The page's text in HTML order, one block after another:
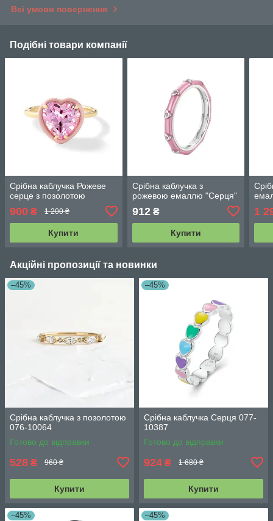
Всі умови повернення
Подібні товари компанії
Срібна каблучка Рожеве
серце з позолотою
900 ₴ 1 200 ₴
Купити
Срібна каблучка з
рожевою емаллю "Серця"
912₴
Купити
1
Акційні пропозиції та новинки
–45%
Срібна каблучка з позолотою
076-10064
Готово до відправки
528 ₴ 960 ₴
Купити
–45%
Срібна каблучка Серця 077-
10387
Готово до відправки
924 ₴ 1 680 ₴
Купити
–45% –45%